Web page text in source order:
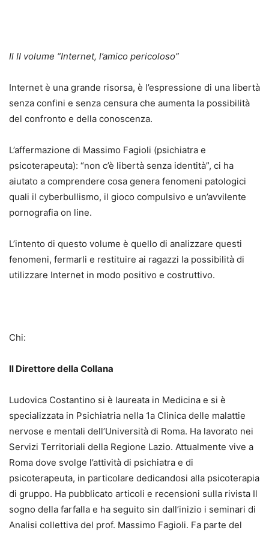
Il II volume “Internet, l’amico pericoloso”
Internet è una grande risorsa, è l’espressione di una libertà
senza confini e senza censura che aumenta la possibilità
del confronto e della conoscenza.
L’affermazione di Massimo Fagioli (psichiatra e
psicoterapeuta): “non c’è libertà senza identità”, ci ha
aiutato a comprendere cosa genera fenomeni patologici
quali il cyberbullismo, il gioco compulsivo e un’avvilente
pornografia on line.
L’intento di questo volume è quello di analizzare questi
fenomeni, fermarli e restituire ai ragazzi la possibilità di
utilizzare Internet in modo positivo e costruttivo.
Chi:
Il Direttore della Collana
Ludovica Costantino si è laureata in Medicina e si è
specializzata in Psichiatria nella 1a Clinica delle malattie
nervose e mentali dell’Università di Roma. Ha lavorato nei
Servizi Territoriali della Regione Lazio. Attualmente vive a
Roma dove svolge l’attività di psichiatra e di
psicoterapeuta, in particolare dedicandosi alla psicoterapia
di gruppo. Ha pubblicato articoli e recensioni sulla rivista Il
sogno della farfalla e ha seguito sin dall’inizio i seminari di
Analisi collettiva del prof. Massimo Fagioli. Fa parte del